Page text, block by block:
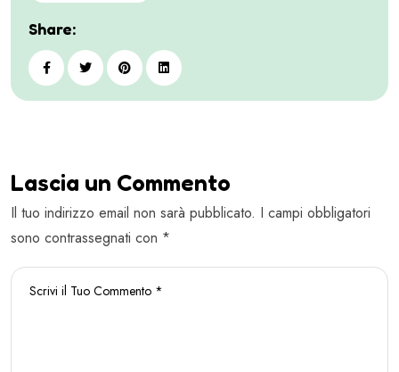
Share:
Lascia un Commento
Il tuo indirizzo email non sarà pubblicato. I campi obbligatori
sono contrassegnati con *